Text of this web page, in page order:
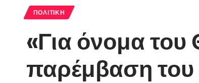
ΠΟΛΙΤΙΚΗ
«Για όνομα του
παρέμβαση